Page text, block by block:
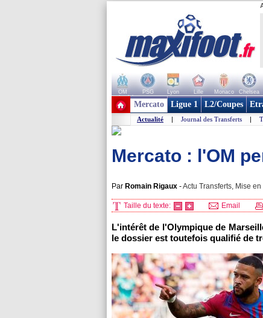
OM PSG Lyon Lille Monaco Chelsea
+ de clubs
Mercato Ligue 1 L2/Coupes
Actualité | Journal des Transferts |
Mercato : l'OM
Par Romain Rigaux -Actu Transferts, Mise
Taille du texte: Email
L'intérêt de l'Olympique de
le dossier est toutefois qualifié de